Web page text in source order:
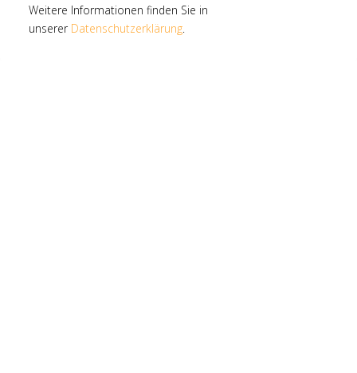
Festivals & Awards:
Weitere Informationen finden Sie in
unserer Datenschutzerklärung.